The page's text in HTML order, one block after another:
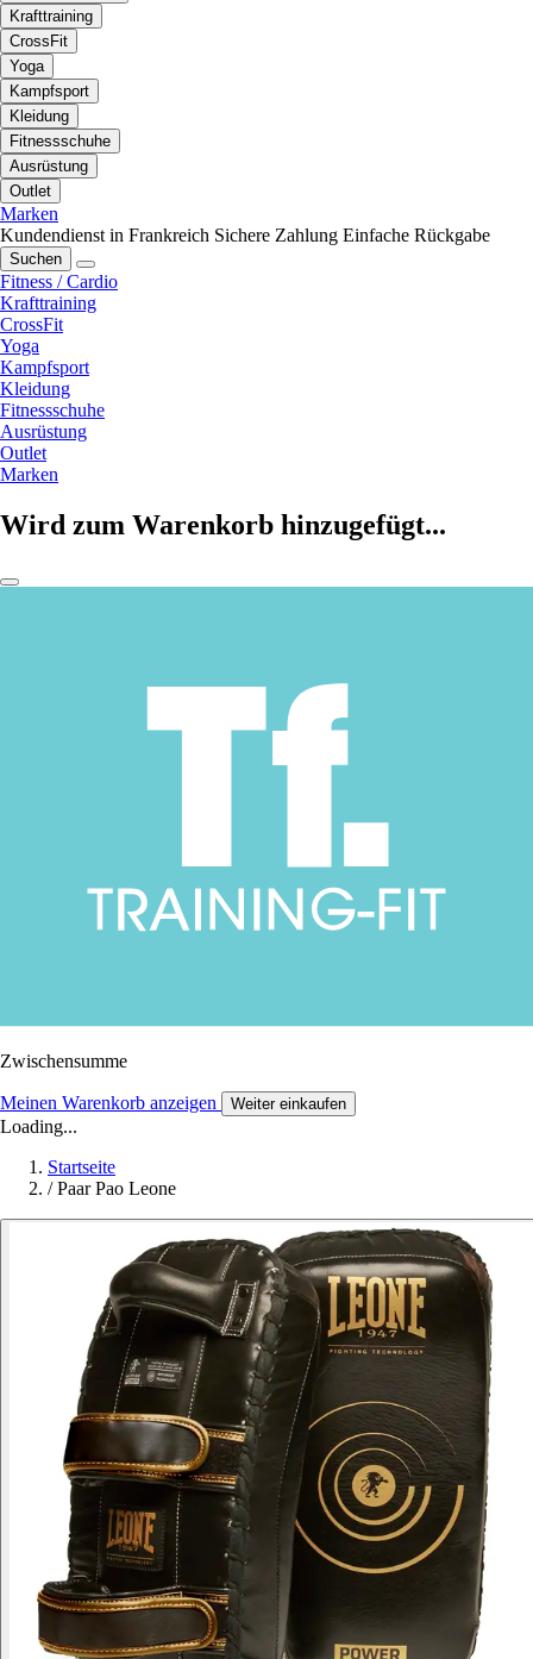
Krafttraining
CrossFit
Yoga
Kampfsport
Kleidung
Fitnessschuhe
Ausrüstung
Outlet
Marken
Kundendienst in Frankreich Sichere Zahlung Einfache Rückgabe
Suchen
Fitness / Cardio
Krafttraining
CrossFit
Yoga
Kampfsport
Kleidung
Fitnessschuhe
Ausrüstung
Outlet
Marken
Wird zum Warenkorb hinzugefügt...
Zwischensumme
Meinen Warenkorb anzeigen Weiter einkaufen
Loading...
Startseite
/ Paar Pao Leone